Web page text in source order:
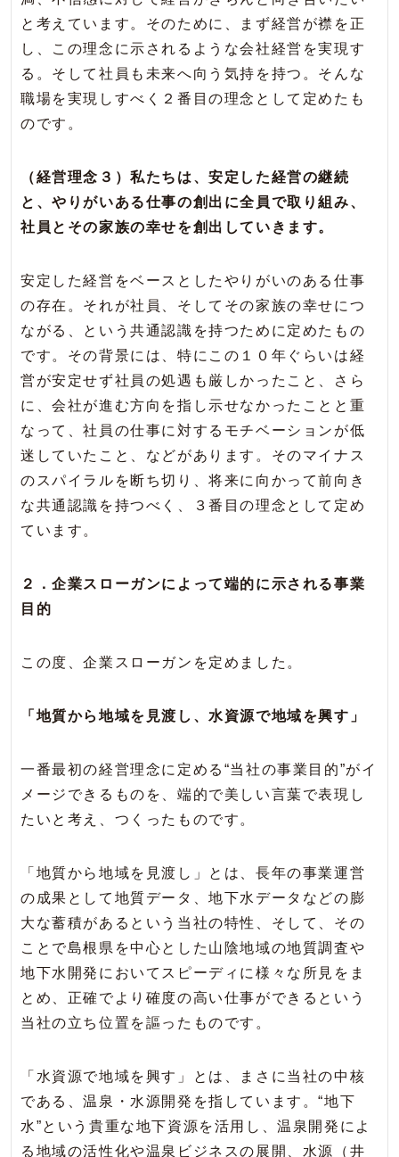
と考えています。そのために、まず経営が襟を正
し、この理念に示されるような会社経営を実現す
る。そして社員も未来へ向う気持を持つ。そんな
職場を実現しすべく２番目の理念として定めたも
のです。
（経営理念３）私たちは、安定した経営の継続
と、やりがいある仕事の創出に全員で取り組み、
社員とその家族の幸せを創出していきます。
安定した経営をベースとしたやりがいのある仕事
の存在。それが社員、そしてその家族の幸せにつ
ながる、という共通認識を持つために定めたもの
です。その背景には、特にこの１０年ぐらいは経
営が安定せず社員の処遇も厳しかったこと、さら
に、会社が進む方向を指し示せなかったことと重
なって、社員の仕事に対するモチベーションが低
迷していたこと、などがあります。そのマイナス
のスパイラルを断ち切り、将来に向かって前向き
な共通認識を持つべく、３番目の理念として定め
ています。
２．企業スローガンによって端的に示される事業
目的
この度、企業スローガンを定めました。
「地質から地域を見渡し、水資源で地域を興す」
一番最初の経営理念に定める“当社の事業目的”がイ
メージできるものを、端的で美しい言葉で表現し
たいと考え、つくったものです。
「地質から地域を見渡し」とは、長年の事業運営
の成果として地質データ、地下水データなどの膨
大な蓄積があるという当社の特性、そして、その
ことで島根県を中心とした山陰地域の地質調査や
地下水開発においてスピーディに様々な所見をま
とめ、正確でより確度の高い仕事ができるという
当社の立ち位置を謳ったものです。
「水資源で地域を興す」とは、まさに当社の中核
である、温泉・水源開発を指しています。“地下
水”という貴重な地下資源を活用し、温泉開発によ
る地域の活性化や温泉ビジネスの展開、水源（井